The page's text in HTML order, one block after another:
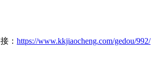
： https://www.kkjiaocheng.com/gedou/992/